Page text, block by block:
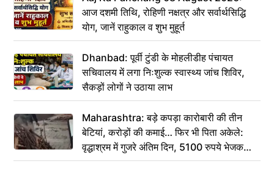
आज दशमी तिथि, रोहिणी नक्षत्र और सर्वार्थसिद्धि
योग, जानें राहुकाल व शुभ मुहूर्त
Dhanbad: पूर्वी टुंडी के मोहलीडीह पंचायत
सचिवालय में लगा निःशुल्क स्वास्थ्य जांच शिविर,
सैकड़ों लोगों ने उठाया लाभ
Maharashtra: बड़े कपड़ा कारोबारी की तीन
बेटियां, करोड़ों की कमाई… फिर भी पिता अकेले:
वृद्धाश्रम में गुजरे अंतिम दिन, 5100 रुपये भेजकर
कहा– अंतिम संस्कार कर दीजिए हम नहीं आ पाएंगे